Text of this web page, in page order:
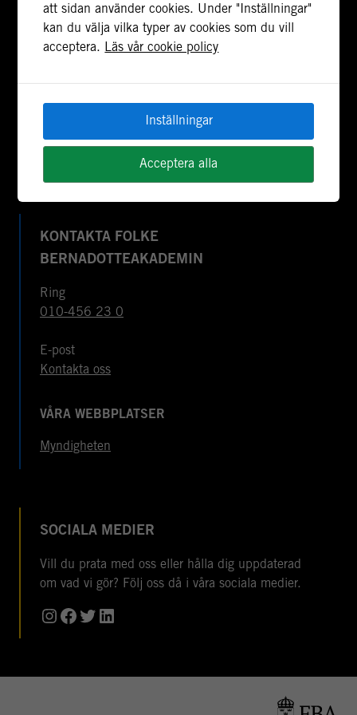
personal och expertis till freds- och
valobservationsinsatser som leds av EU, FN och
Tillgänglighetsredogörelse
KONTAKTA FOLKE
BERNADOTTEAKADEMIN
Ring
010-456 23 0
E-post
Kontakta oss
VÅRA WEBBPLATSER
Myndigheten
SOCIALA MEDIER
Vill du prata med oss eller hålla dig uppdaterad
om vad vi gör? Följ oss då i våra sociala medier.
Instagram
Facebook
Twitter
LinkedIn
att sidan använder cookies. Under "Inställningar"
kan du välja vilka typer av cookies som du vill
acceptera. Läs vår cookie policy
Inställningar
Acceptera alla